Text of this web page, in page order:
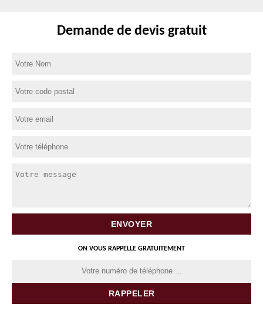
Demande de devis gratuit
ON VOUS RAPPELLE GRATUITEMENT